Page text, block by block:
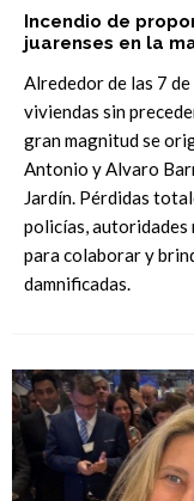
Incendio de
juarenses en la
Alrededor de las 7
viviendas sin
gran magnitud se
Antonio y Alvaro
Jardín. Pérdidas
policías, autoridades
para colaborar y
damnificadas.